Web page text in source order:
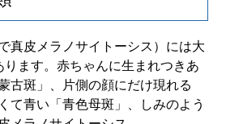
真皮メラノサイトーシス）には大
ります。赤ちゃんに生まれつきあ
古斑」、片側の顔にだけ現れる
て青い「青色母斑」、しみのよう